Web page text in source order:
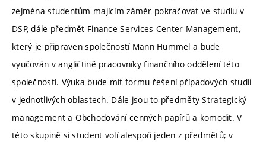
zejména studentům majícím záměr pokračovat ve studiu v
DSP, dále předmět Finance Services Center Management,
který je připraven společností Mann Hummel a bude
vyučován v angličtině pracovníky finančního oddělení této
společnosti. Výuka bude mít formu řešení případových studií
v jednotlivých oblastech. Dále jsou to předměty Strategický
management a Obchodování cenných papírů a komodit. V
této skupině si student volí alespoň jeden z předmětů; v